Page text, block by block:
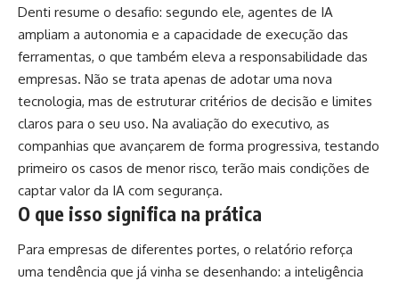
Denti resume o desafio: segundo ele, agentes de IA
ampliam a autonomia e a capacidade de execução das
ferramentas, o que também eleva a responsabilidade das
empresas. Não se trata apenas de adotar uma nova
tecnologia, mas de estruturar critérios de decisão e limites
claros para o seu uso. Na avaliação do executivo, as
companhias que avançarem de forma progressiva, testando
primeiro os casos de menor risco, terão mais condições de
captar valor da IA com segurança.
O que isso significa na prática
Para empresas de diferentes portes, o relatório reforça
uma tendência que já vinha se desenhando: a inteligência